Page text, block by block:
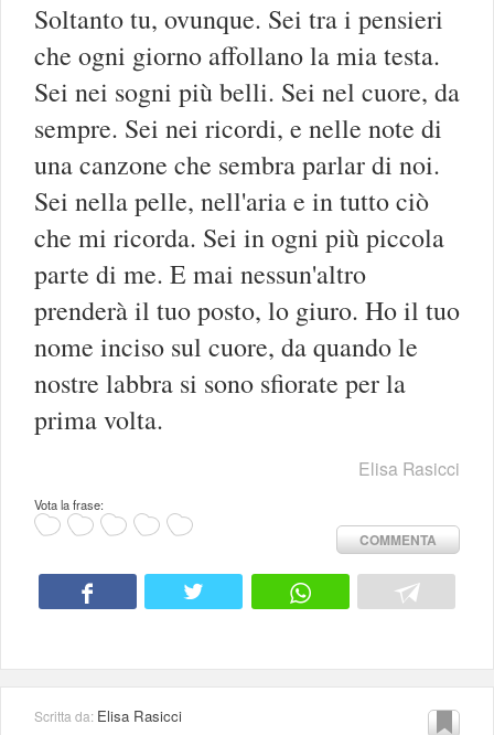
Soltanto tu, ovunque. Sei tra i pensieri
che ogni giorno affollano la mia testa.
Sei nei sogni più belli. Sei nel cuore, da
sempre. Sei nei ricordi, e nelle note di
una canzone che sembra parlar di noi.
Sei nella pelle, nell'aria e in tutto ciò
che mi ricorda. Sei in ogni più piccola
parte di me. E mai nessun'altro
prenderà il tuo posto, lo giuro. Ho il tuo
nome inciso sul cuore, da quando le
nostre labbra si sono sfiorate per la
prima volta.
Elisa Rasicci
Vota la frase:
COMMENTA
Scritta da: Elisa Rasicci